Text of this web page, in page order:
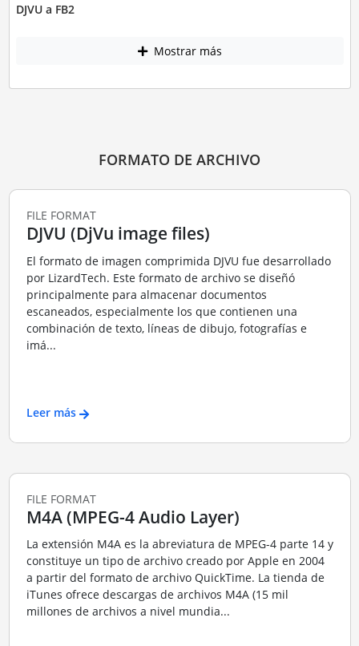
DJVU a FB2
Mostrar más
FORMATO DE ARCHIVO
FILE FORMAT
DJVU (DjVu image files)
El formato de imagen comprimida DJVU fue desarrollado
por LizardTech. Este formato de archivo se diseñó
principalmente para almacenar documentos
escaneados, especialmente los que contienen una
combinación de texto, líneas de dibujo, fotografías e
imá...
Leer más
FILE FORMAT
M4A (MPEG-4 Audio Layer)
La extensión M4A es la abreviatura de MPEG-4 parte 14 y
constituye un tipo de archivo creado por Apple en 2004
a partir del formato de archivo QuickTime. La tienda de
iTunes ofrece descargas de archivos M4A (15 mil
millones de archivos a nivel mundia...